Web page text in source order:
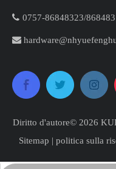
 0757-86848323/

Diritto d'autore© 2026
Sitemap | politica sulla